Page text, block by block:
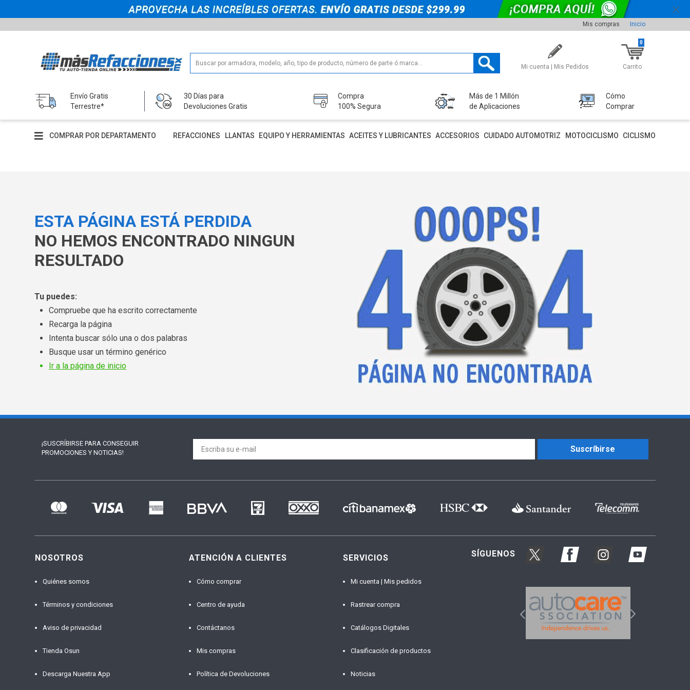
Mis compras Inicio
Mi cuenta | Mis Pedidos Carrito
0
Envío Gratis
Terrestre*
30 Días para
Devoluciones Gratis
Compra
100% Segura
Más de 1 Millón
de Aplicaciones
Cómo
Comprar
COMPRAR POR DEPARTAMENTO REFACCIONES LLANTAS EQUIPO Y HERRAMIENTAS ACEITES Y LUBRICANTES ACCESORIOS CUIDADO AUTOMOTRIZ MOTOCICLISMO CICLISMO
ESTA PÁGINA ESTÁ PERDIDA
NO HEMOS ENCONTRADO NINGUN
RESULTADO
Tu puedes:
Compruebe que ha escrito correctamente
Recarga la página
Intenta buscar sólo una o dos palabras
Busque usar un término genérico
Ir a la página de inicio
¡SUSCRÍBIRSE PARA CONSEGUIR
PROMOCIONES Y NOTICIAS!
Suscríbirse
NOSOTROS
Quiénes somos
Términos y condiciones
Aviso de privacidad
Tienda Osun
Descarga Nuestra App
ATENCIÓN A CLIENTES
Cómo comprar
Centro de ayuda
Contáctanos
Mis compras
Política de Devoluciones
SERVICIOS
Mi cuenta | Mis pedidos
Rastrear compra
Catálogos Digitales
Clasificación de productos
Noticias
SÍGUENOS